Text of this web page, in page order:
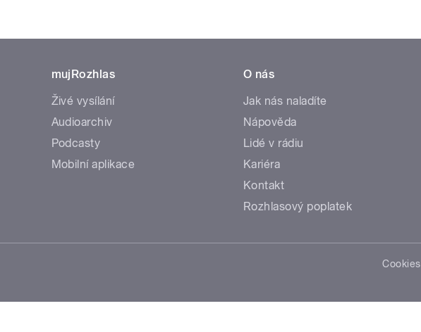
mujRozhlas
Živé vysílání
Audioarchiv
Podcasty
Mobilní aplikace
O nás
Jak nás naladíte
Nápověda
Lidé v rádiu
Kariéra
Kontakt
Rozhlasový poplatek
Cookies